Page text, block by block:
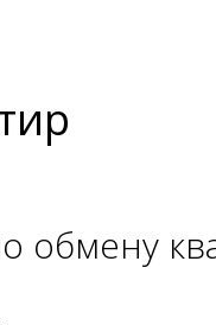
обмену